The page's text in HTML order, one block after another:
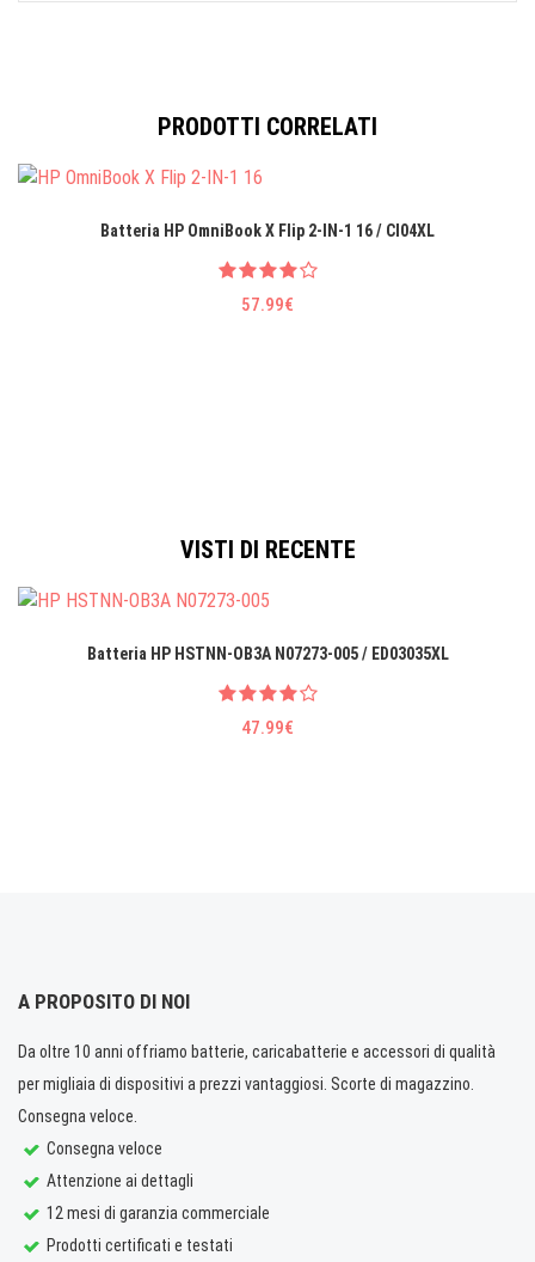
PRODOTTI CORRELATI
Batteria HP OmniBook X Flip 2-IN-1 16 / CI04XL
57.99€
VISTI DI RECENTE
Batteria HP HSTNN-OB3A N07273-005 / ED03035XL
47.99€
A PROPOSITO DI NOI
Da oltre 10 anni offriamo batterie, caricabatterie e accessori di qualità
per migliaia di dispositivi a prezzi vantaggiosi. Scorte di magazzino.
Consegna veloce.
Consegna veloce
Attenzione ai dettagli
12 mesi di garanzia commerciale
Prodotti certificati e testati